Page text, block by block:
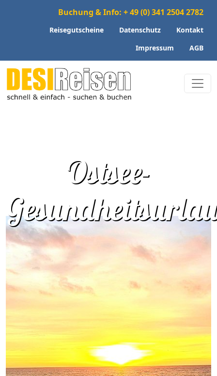
Buchung & Info: + 49 (0) 341 2504 2782
Reisegutscheine Datenschutz
Kontakt
Impressum
AGB
Ostsee-